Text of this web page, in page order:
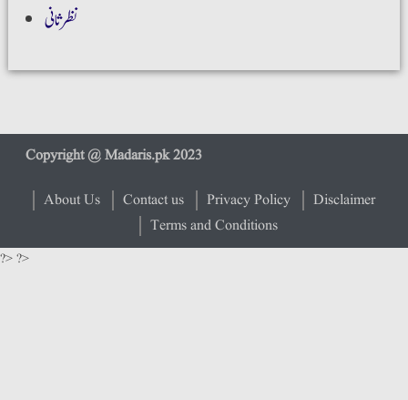
نظر ثانی
About Us Contact us Privacy Policy
Disclaimer
Terms and Conditions
?> ?>